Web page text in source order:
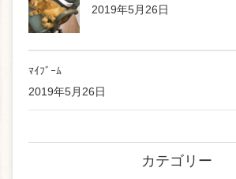
2019年5月26日
ﾏｲﾌﾞｰﾑ
2019年5月26日
カテゴリー